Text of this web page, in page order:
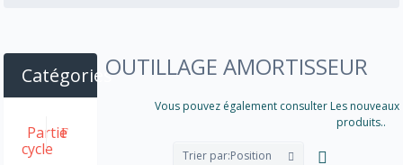
OUTILLAGE AMORTISSEUR
Vous pouvez également consulter Les nouveaux
produits..
Trier par:Position
Catégories
Partie
cycle